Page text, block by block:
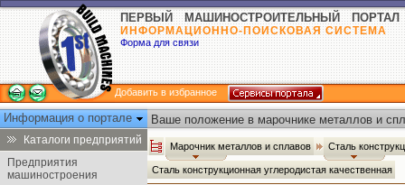
ПЕРВЫЙ МАШИНОСТРОИТЕЛЬНЫЙ ПОРТАЛ
ИНФОРМАЦИОННО-ПОИСКОВАЯ СИСТЕМА
Форма для связи
Добавить в избранное
Информация о портале
Каталоги предприятий
Предприятия
машиностроения
Ваше положение в марочнике металлов и
Марочник металлов и сплавов Сталь
Сталь конструкционная углеродистая качественная